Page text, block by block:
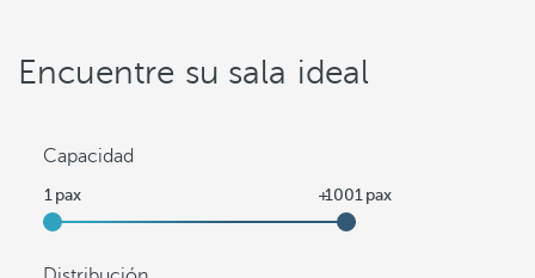
Encuentre su sala ideal
Capacidad